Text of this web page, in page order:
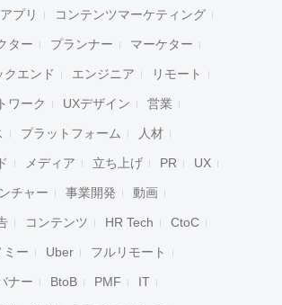
アプリ コンテンツマーケティング
ター プランナー マーケター
クエンド エンジニア リモート
ワーク UXデザイン 営業
プラットフォーム 人材
メディア 立ち上げ PR UX
チャー 事業開発 動画
コンテンツ HR Tech CtoC
ミー Uber フルリモート
ナー BtoB PMF IT